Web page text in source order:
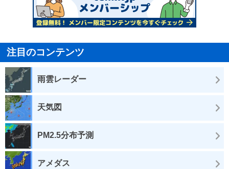
注目のコンテンツ
雨雲レーダー
天気図
PM2.5分布予測
アメダス